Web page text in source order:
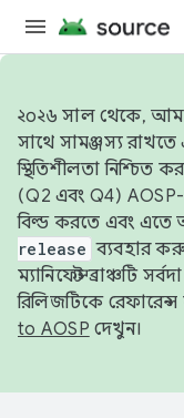
২০২৬ সাল থেকে,
সাথে সামঞ্জস্য রাখতে
স্থিতিশীলতা নিশ্চিত
(Q2 এবং Q4)
বিল্ড করতে এবং এতে
release ব্যবহার
ম্যানিফেস্ট ব্রাঞ্চটি
রিলিজটিকে
to AOSP দেখুন।